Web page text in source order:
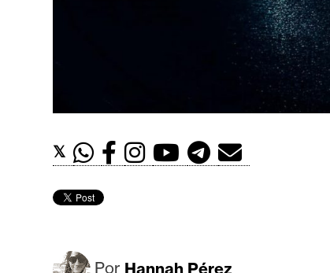
m
I
𝕏
Por Hannah Pérez